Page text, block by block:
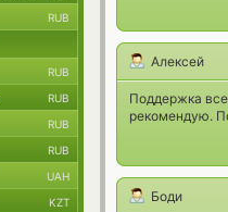
Алексей
Поддержка
рекомендую.
Боди
RUB
RUB
RUB
RUB
RUB
UAH
KZT